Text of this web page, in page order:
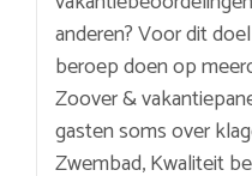
anderen? Voor dit
beroep doen op
Zoover &
gasten soms over
Zwembad, Kwaliteit